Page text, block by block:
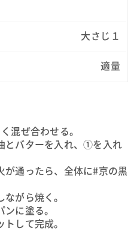
大さじ１
適量
混ぜ合わせる。
とバターを入れ、①を入れ
が通ったら、全体に#京の黒
がら焼く。
ンに塗る。
して完成。